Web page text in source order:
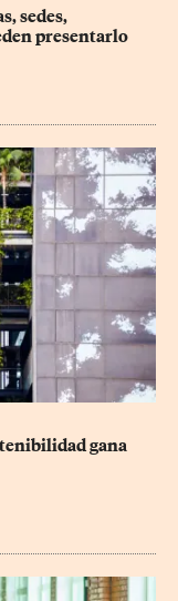
sedes,
presentarlo
gana